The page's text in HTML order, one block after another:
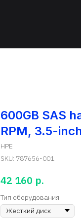
600GB SAS
RPM, 3.5-
HPE
SKU: 787656-001
42 160 р.
Тип оборудования